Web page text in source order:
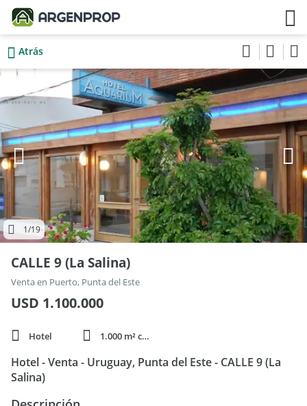
Atrás
1/19
CALLE 9 (La Salina)
Venta en Puerto, Punta del Este
USD 1.100.000
Hotel 1.000 m² cubie.
Hotel - Venta - Uruguay, Punta del Este - CALLE 9 (La
Salina)